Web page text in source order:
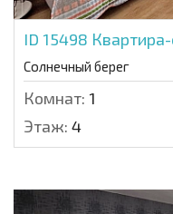
ID 15498
Солнечный берег
Комнат: 1
Этаж: 4